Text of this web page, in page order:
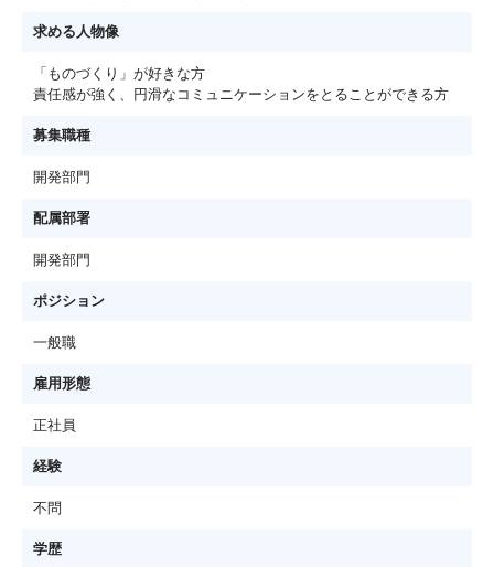
求める人物像
「ものづくり」が好きな方
責任感が強く、円滑なコミュニケーションをとることができる方
募集職種
開発部門
配属部署
開発部門
ポジション
一般職
雇用形態
正社員
経験
不問
学歴